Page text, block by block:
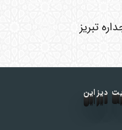
تبریز
دیزاین